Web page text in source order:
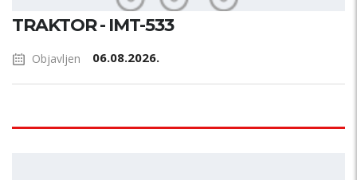
TRAKTOR - IMT-533
Objavljen 06.08.2026.